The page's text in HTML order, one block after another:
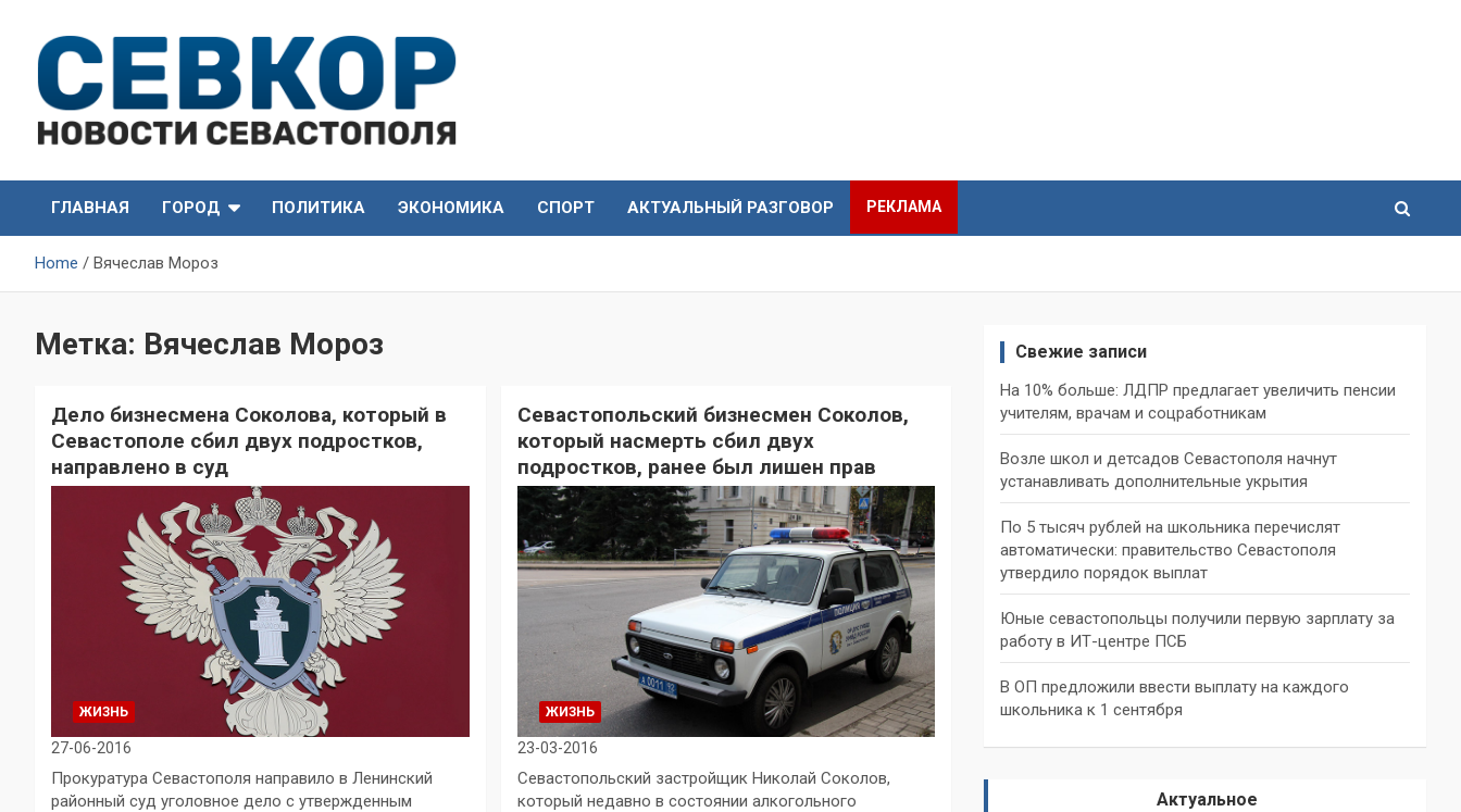
content
СевКор — Новости
Севастополя
Севастополя
ГЛАВНАЯ
ГОРОД ПОЛИТИКА ЭКОНОМИКА СПОРТ АКТУАЛЬНЫЙ РАЗГОВОР РЕКЛАМА
Home Вячеслав Мороз
Метка: Вячеслав Мороз
Дело бизнесмена Соколова, который в
Севастополе сбил двух подростков,
направлено в суд
ЖИЗНЬ
27-06-2016
Прокуратура Севастополя направило в Ленинский
районный суд уголовное дело с утвержденным
Севастопольский бизнесмен Соколов,
который насмерть сбил двух
подростков, ранее был лишен прав
ЖИЗНЬ
23-03-2016
Севастопольский застройщик Николай Соколов,
который недавно в состоянии алкогольного
Свежие записи
На 10% больше: ЛДПР предлагает увеличить пенсии
учителям, врачам и соцработникам
Возле школ и детсадов Севастополя начнут
устанавливать дополнительные укрытия
По 5 тысяч рублей на школьника перечислят
автоматически: правительство Севастополя
утвердило порядок выплат
Юные севастопольцы получили первую зарплату за
работу в ИТ-центре ПСБ
В ОП предложили ввести выплату на каждого
школьника к 1 сентября
Актуальное